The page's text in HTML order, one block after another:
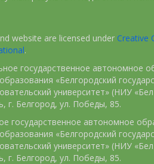
website are licensed under Creative
.
государственное автономное
«Белгородский
университет» (НИУ
г. Белгород, ул. Победы, 85.
государственное автономное
«Белгородский
университет» (НИУ
г. Белгород, ул. Победы, 85.